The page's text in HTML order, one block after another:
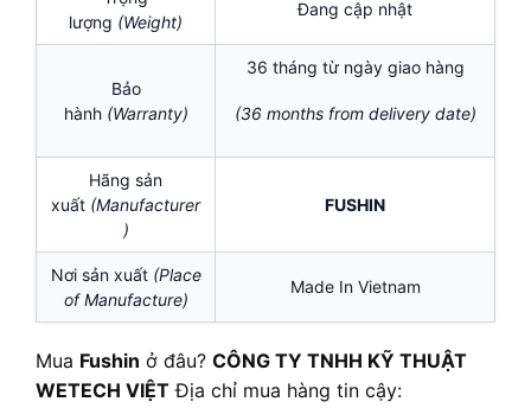
lượng (Weight)
Đang cập nhật
Bảo
hành (Warranty)
36 tháng từ ngày giao hàng
(36 months from delivery date)
Hãng sản
xuất (Manufacturer
)
FUSHIN
Nơi sản xuất (Place
of Manufacture)
Made In Vietnam
Mua Fushin ở đâu? CÔNG TY TNHH KỸ THUẬT
WETECH VIỆT Địa chỉ mua hàng tin cậy: